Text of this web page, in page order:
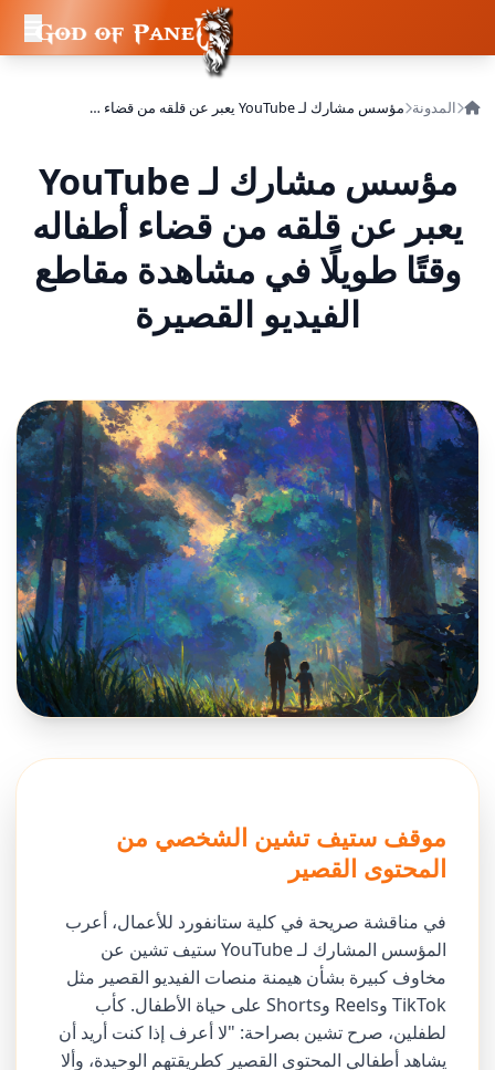
المدونة مؤسس مشارك لـ YouTube يعبر عن قلقه من قضاء أطفاله وقتًا طويلًا في مشاهدة مقاطع الفيديو القصيرة
مؤسس مشارك لـ YouTube
يعبر عن قلقه من قضاء أطفاله
وقتًا طويلًا في مشاهدة مقاطع
الفيديو القصيرة
موقف ستيف تشين الشخصي من
المحتوى القصير
في مناقشة صريحة في كلية ستانفورد للأعمال، أعرب
المؤسس المشارك لـ YouTube ستيف تشين عن
مخاوف كبيرة بشأن هيمنة منصات الفيديو القصير مثل
TikTok وReels وShorts على حياة الأطفال. كأب
لطفلين، صرح تشين بصراحة: "لا أعرف إذا كنت أريد أن
يشاهد أطفالي المحتوى القصير كطريقتهم الوحيدة، وألا